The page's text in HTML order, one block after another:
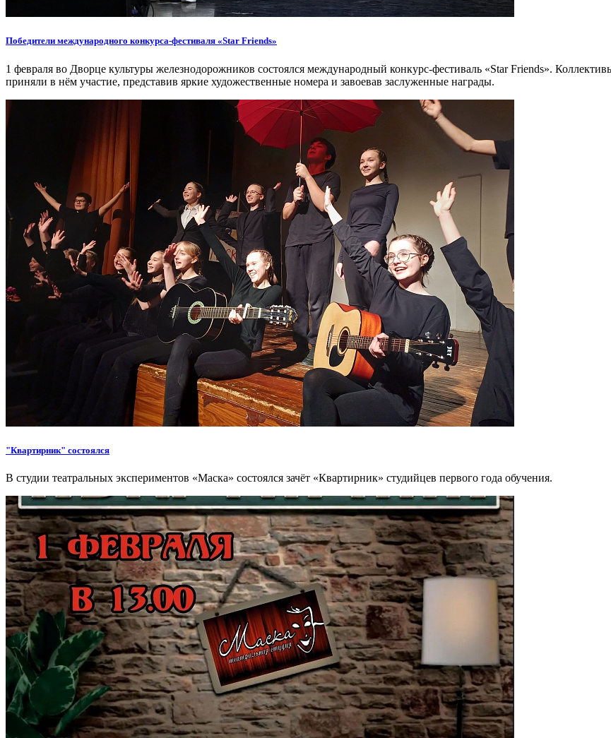
Победители международного конкурса-фестиваля «Star Friends»
1 февраля во Дворце культуры железнодорожников состоялся международный конкурс-фестиваль «Star Friends».
приняли в нём участие, представив яркие художественные номера и завоевав заслуженные награды.
"Квартирник" состоялся
В студии театральных экспериментов «Маска» состоялся зачёт «Квартирник» студийцев первого года обучения.